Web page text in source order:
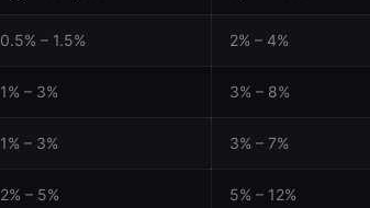
0.5% – 1.5% 2% – 4%
1% – 3% 3% – 8%
1% – 3% 3% – 7%
2% – 5% 5% – 12%